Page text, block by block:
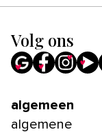
Volg ons
algemeen
algemene